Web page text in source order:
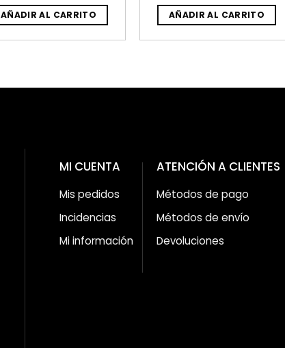
AÑADIR AL CARRITO AÑADIR AL CARRITO
MI CUENTA
Mis pedidos
Incidencias
Mi información
ATENCIÓN A CLIENTES
Métodos de pago
Métodos de envío
Devoluciones